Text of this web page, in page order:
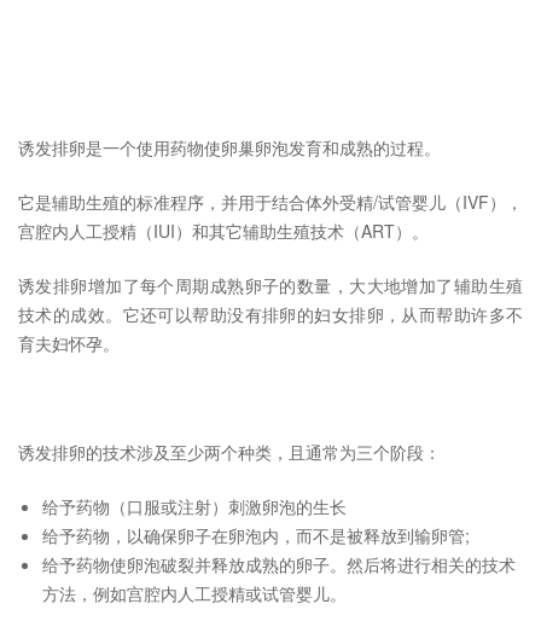
诱发排卵是一个使用药物使卵巢卵泡发育和成熟的过程。
它是辅助生殖的标准程序，并用于结合体外受精/试管婴儿（IVF），
宫腔内人工授精（IUI）和其它辅助生殖技术（ART）。
诱发排卵增加了每个周期成熟卵子的数量，大大地增加了辅助生殖
技术的成效。它还可以帮助没有排卵的妇女排卵，从而帮助许多不
育夫妇怀孕。
诱发排卵的技术涉及至少两个种类，且通常为三个阶段：
给予药物（口服或注射）刺激卵泡的生长
给予药物，以确保卵子在卵泡内，而不是被释放到输卵管;
给予药物使卵泡破裂并释放成熟的卵子。然后将进行相关的技术
方法，例如宫腔内人工授精或试管婴儿。